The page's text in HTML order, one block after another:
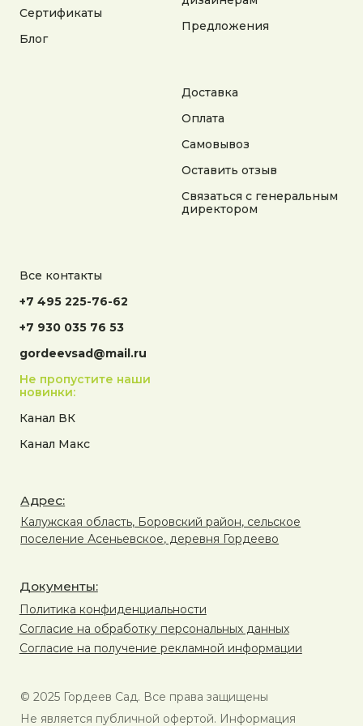
Сертификаты
Блог
Предложения
Доставка
Оплата
Самовывоз
Оставить отзыв
Связаться с генеральным
директором
Все контакты
+7 495 225-76-62
+7 930 035 76 53
gordeevsad@mail.ru
Не пропустите наши
новинки:
Канал ВК
Канал Макс
Разработка сайта